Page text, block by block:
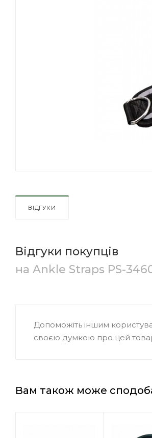
ВІДГУКИ
Відгуки покупців
на Ankle Straps PS-
Допоможіть іншим
своєю думкою про цей
Вам також може